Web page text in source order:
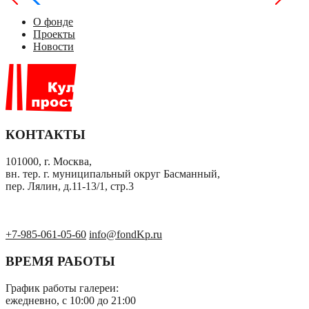
О фонде
Проекты
Новости
КОНТАКТЫ
101000, г. Москва,
вн. тер. г. муниципальный округ Басманный,
пер. Лялин, д.11-13/1, стр.3
+7-985-061-05-60 info@fondKp.ru
ВРЕМЯ РАБОТЫ
График работы галереи:
ежедневно, с 10:00 до 21:00